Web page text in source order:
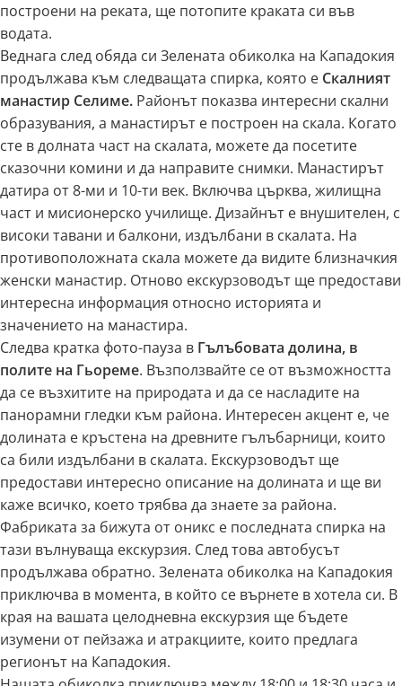
построени на реката, ще потопите краката си във
водата.
Веднага след обяда си Зелената обиколка на Кападокия
продължава към следващата спирка, която е Скалният
манастир Селиме. Районът показва интересни скални
образувания, а манастирът е построен на скала. Когато
сте в долната част на скалата, можете да посетите
сказочни комини и да направите снимки. Манастирът
датира от 8-ми и 10-ти век. Включва църква, жилищна
част и мисионерско училище. Дизайнът е внушителен, с
високи тавани и балкони, издълбани в скалата. На
противоположната скала можете да видите близначкия
женски манастир. Отново екскурзоводът ще предостави
интересна информация относно историята и
значението на манастира.
Следва кратка фото-пауза в Гълъбовата долина, в
полите на Гьореме. Възползвайте се от възможността
да се възхитите на природата и да се насладите на
панорамни гледки към района. Интересен акцент е, че
долината е кръстена на древните гълъбарници, които
са били издълбани в скалата. Екскурзоводът ще
предостави интересно описание на долината и ще ви
каже всичко, което трябва да знаете за района.
Фабриката за бижута от оникс е последната спирка на
тази вълнуваща екскурзия. След това автобусът
продължава обратно. Зелената обиколка на Кападокия
приключва в момента, в който се върнете в хотела си. В
края на вашата целодневна екскурзия ще бъдете
изумени от пейзажа и атракциите, които предлага
регионът на Кападокия.